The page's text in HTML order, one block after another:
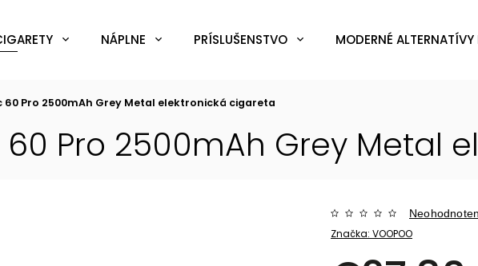
NÁPLNE PRÍSLUŠENSTVO MODERNÉ ALTERNATÍVY
60 Pro 2500mAh Grey Metal elektronická cigareta
60 Pro 2500mAh Grey Metal
Značka:VOOPOO